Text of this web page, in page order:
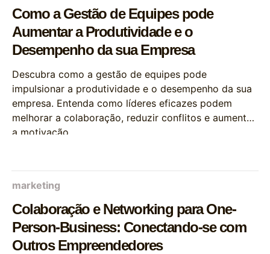
Como a Gestão de Equipes pode
Aumentar a Produtividade e o
Desempenho da sua Empresa
Descubra como a gestão de equipes pode
impulsionar a produtividade e o desempenho da sua
empresa. Entenda como líderes eficazes podem
melhorar a colaboração, reduzir conflitos e aumentar
a motivação.
marketing
Colaboração e Networking para One-
Person-Business: Conectando-se com
Outros Empreendedores